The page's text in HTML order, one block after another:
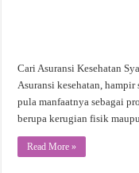
Cari Asuransi Kesehatan
Asuransi kesehatan,
pula manfaatnya sebagai
berupa kerugian fisik
Read More »